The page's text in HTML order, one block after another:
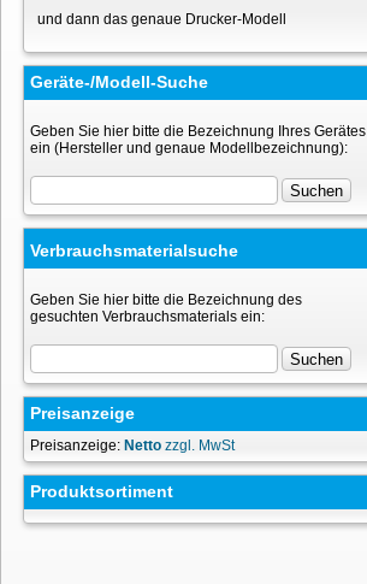
und dann das genaue Drucker-Modell
Geräte-/Modell-Suche
Geben Sie hier bitte die Bezeichnung Ihres Gerätes
ein (Hersteller und genaue Modellbezeichnung):
Verbrauchsmaterialsuche
Geben Sie hier bitte die Bezeichnung des
gesuchten Verbrauchsmaterials ein:
Preisanzeige
Preisanzeige: Netto zzgl. MwSt
Produktsortiment